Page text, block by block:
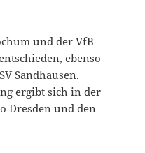
und der VfB
ebenso
Sandhausen.
ergibt sich in der
Dresden und den